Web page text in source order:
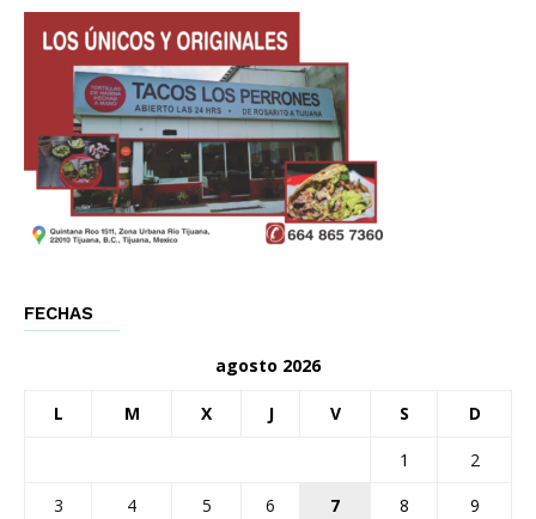
FECHAS
agosto 2026
L M X J V S D
1
2
3
4 5 6 7 8
9